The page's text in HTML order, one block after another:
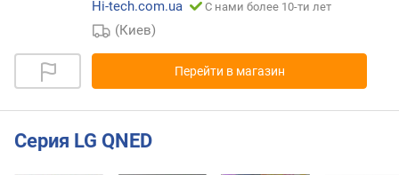
Hi-tech.com.ua
С нами более 10-ти лет
(Киев)
Перейти в магазин
Серия LG QNED